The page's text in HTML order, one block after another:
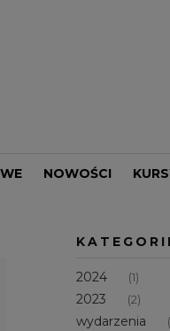
NOWOŚCI
2024 (1)
2023 (2)
wydarzenia